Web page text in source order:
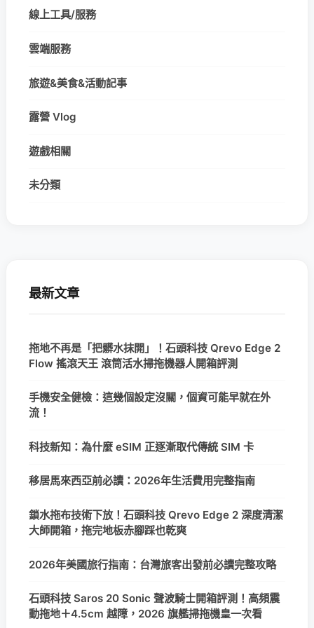
線上工具/服務
雲端服務
旅遊&美食&活動記事
露營 Vlog
遊戲相關
未分類
最新文章
拖地不再是「把髒水抹開」！石頭科技 Qrevo Edge 2
Flow 搖滾天王 滾筒活水掃拖機器人開箱評測
手機安全健檢：這幾個設定沒關，個資可能早就在外
流！
科技新知：為什麼 eSIM 正逐漸取代傳統 SIM 卡
移居馬來西亞前必讀：2026年生活費用完整指南
鎖水拖布技術下放！石頭科技 Qrevo Edge 2 深度清潔
大師開箱，拖完地板赤腳踩也乾爽
2026年美國旅行指南：台灣旅客出發前必讀完整攻略
石頭科技 Saros 20 Sonic 聲波騎士開箱評測！高頻震
動拖地＋4.5cm 越障，2026 旗艦掃拖機皇一次看